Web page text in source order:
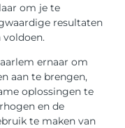
om je te
resultaten
ernaar om
aan te brengen,
oplossingen te
en de
te maken van